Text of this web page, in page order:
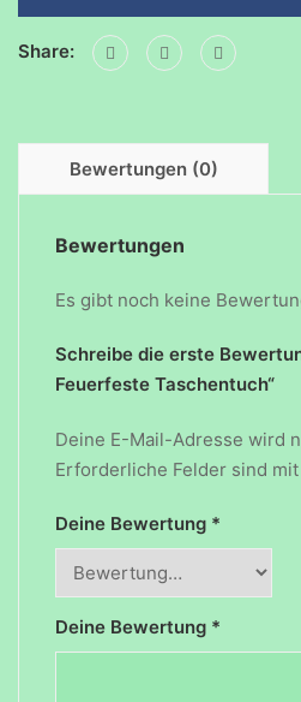
Menge
Share:
Bewertungen (0)
Bewertungen
Es gibt noch keine
Schreibe die erste
Feuerfeste Taschentuch“
Deine E-Mail-Adresse wird
Erforderliche Felder sind mit
Deine Bewertung *
Deine Bewertung *